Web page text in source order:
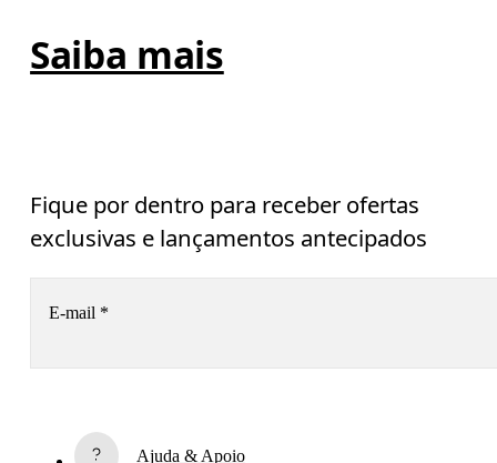
Saiba mais
Fique por dentro para receber ofertas
exclusivas e lançamentos antecipados
E-mail *
Ajuda & Apoio